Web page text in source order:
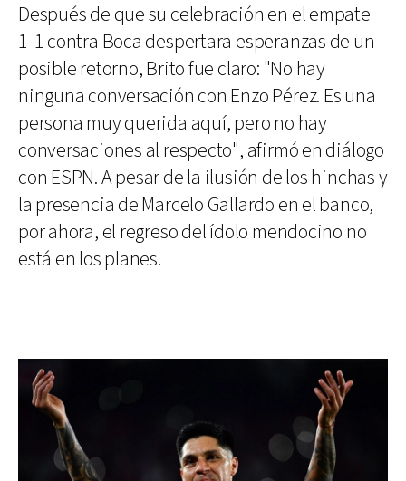
Después de que su celebración en el empate
1-1 contra Boca despertara esperanzas de un
posible retorno, Brito fue claro: "No hay
ninguna conversación con Enzo Pérez. Es una
persona muy querida aquí, pero no hay
conversaciones al respecto", afirmó en diálogo
con ESPN. A pesar de la ilusión de los hinchas y
la presencia de Marcelo Gallardo en el banco,
por ahora, el regreso del ídolo mendocino no
está en los planes.